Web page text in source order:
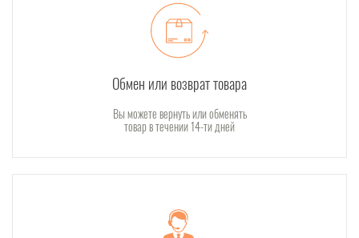
Обмен или возврат товара
Вы можете вернуть или обменять
товар в течении 14-ти дней